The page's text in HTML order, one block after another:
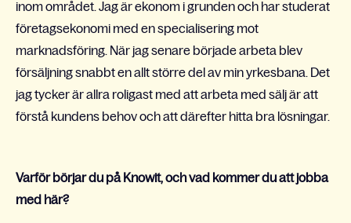
inom området. Jag är ekonom i grunden och har studerat
företagsekonomi med en specialisering mot
marknadsföring. När jag senare började arbeta blev
försäljning snabbt en allt större del av min yrkesbana. Det
jag tycker är allra roligast med att arbeta med sälj är att
förstå kundens behov och att därefter hitta bra lösningar.
Varför börjar du på Knowit, och vad kommer du att jobba
med här?